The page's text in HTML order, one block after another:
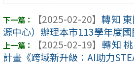
【2025-02-20】 轉知
源中心）辦理本市113學年度國
【2025-02-19】 轉知
計畫《跨域新升級：AI助力